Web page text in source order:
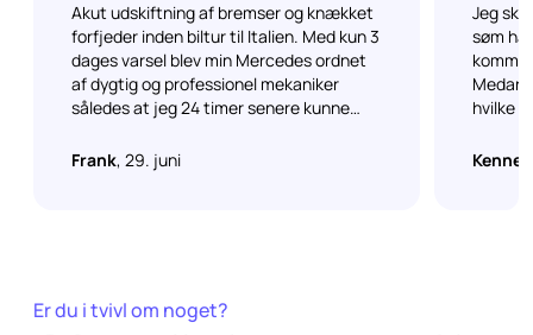
Akut udskiftning af bremser og knækket
forfjeder inden biltur til Italien. Med kun 3
dages varsel blev min Mercedes ordnet
af dygtig og professionel mekaniker
således at jeg 24 timer senere kunne
ordne bilen med så kort varsel. Vil
fremover bruge jer og anbefale jeres
Frank, 29. juni
Jeg
søm
hvilke
Er du i tvivl om noget?